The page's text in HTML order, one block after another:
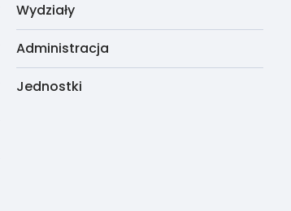
Wydziały
Administracja
Jednostki